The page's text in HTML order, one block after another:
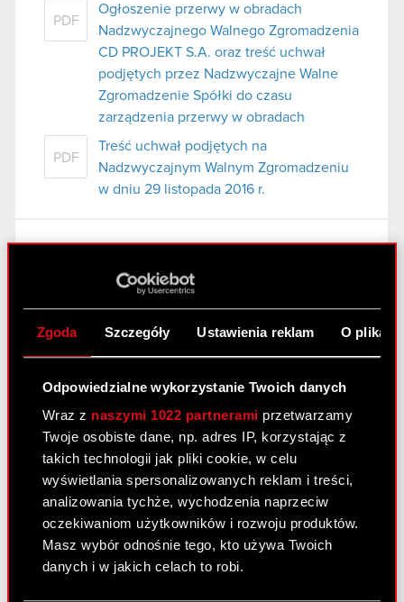
Zgoda Szczegóły Ustawienia reklam O
Odpowiedzialne wykorzystanie Twoich danych
Wraz z naszymi 1022 partnerami przetwarzamy
Twoje osobiste dane, np. adres IP, korzystając z
takich technologii jak pliki cookie, w celu
wyświetlania spersonalizowanych reklam i treści,
analizowania tychże, wychodzenia naprzeciw
oczekiwaniom użytkowników i rozwoju produktów.
Masz wybór odnośnie tego, kto używa Twoich
danych i w jakich celach to robi.
PDF
Ogłoszenie przerwy w obradach
Nadzwyczajnego Walnego Zgromadzenia
CD PROJEKT S.A. oraz treść uchwał
podjętych przez Nadzwyczajne Walne
Zgromadzenie Spółki do czasu
zarządzenia przerwy w obradach
PDF
Treść uchwał podjętych na
Nadzwyczajnym Walnym Zgromadzeniu
w dniu 29 listopada 2016 r.
28 listopada 2016
Temat: Warunkowa rejestracja akcji serii L w
Krajowym Depozycie Papierów Wartościowych
S.A. Podstawa prawna: Art. 17 ust. 1 MAR –
informacje poufne Zarząd CD PROJEKT S.A. z
(„Spółka”),…Czytaj dalej
Warunkowa rejestracja akcji serii L w
Krajowym Depozycie Papierów
Wartościowych S.A.
Raport bieżący nr 41/2016